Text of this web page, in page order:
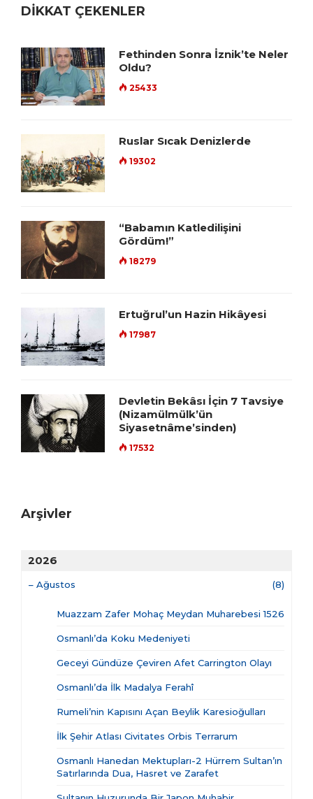
DİKKAT ÇEKENLER
Fethinden Sonra İznik’te Neler
Oldu?
25433
Ruslar Sıcak Denizlerde
19302
“Babamın Katledilişini
Gördüm!”
18279
Ertuğrul’un Hazin Hikâyesi
17987
Devletin Bekâsı İçin 7 Tavsiye
(Nizamülmülk’ün
Siyasetnâme’sinden)
17532
Arşivler
2026
– Ağustos (8)
Muazzam Zafer Mohaç Meydan Muharebesi 1526
Osmanlı’da Koku Medeniyeti
Geceyi Gündüze Çeviren Afet Carrington Olayı
Osmanlı’da İlk Madalya Ferahî
Rumeli’nin Kapısını Açan Beylik Karesioğulları
İlk Şehir Atlası Civitates Orbis Terrarum
Osmanlı Hanedan Mektupları-2 Hürrem Sultan’ın
Satırlarında Dua, Hasret ve Zarafet